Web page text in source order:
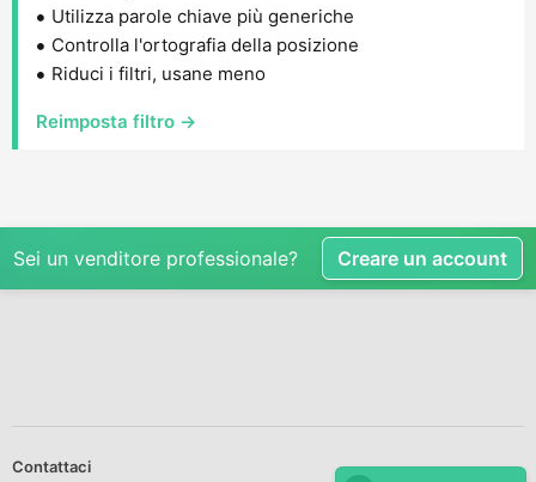
Utilizza parole chiave più generiche
Controlla l'ortografia della posizione
Riduci i filtri, usane meno
Reimposta filtro →
Sei un venditore professionale? Creare un account
Contattaci